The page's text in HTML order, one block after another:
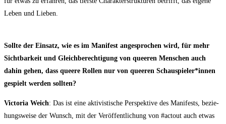
Leben und Lieben.
Soll­te der Ein­satz, wie es im Mani­fest ange­spro­chen wird, für mehr
Sicht­bar­keit und Gleich­be­rech­ti­gung von quee­ren Men­schen auch
dahin gehen, dass que­e­re Rol­len nur von quee­ren Schauspieler*innen
gespielt wer­den sollten?
Vic­to­ria Weich: Das ist eine akti­vis­ti­sche Per­spek­ti­ve des Mani­fests, bezie­
hungs­wei­se der Wunsch, mit der Ver­öf­fent­li­chung von #actout auch etwas